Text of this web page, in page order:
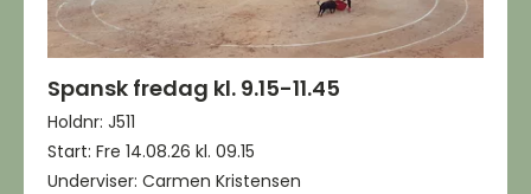
Spansk fredag kl. 9.15-11.45
Holdnr: J511
Start: Fre 14.08.26 kl. 09.15
Underviser: Carmen Kristensen